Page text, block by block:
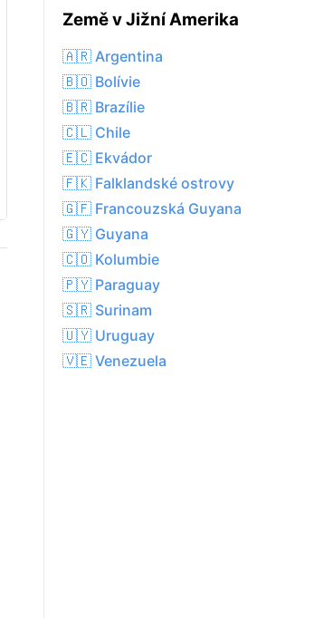
Země v Jižní Amerika
🇦🇷 Argentina
🇧🇴 Bolívie
🇧🇷 Brazílie
🇨🇱 Chile
🇪🇨 Ekvádor
🇫🇰 Falklandské ostrovy
🇬🇫 Francouzská Guyana
🇬🇾 Guyana
🇨🇴 Kolumbie
🇵🇾 Paraguay
🇸🇷 Surinam
🇺🇾 Uruguay
🇻🇪 Venezuela